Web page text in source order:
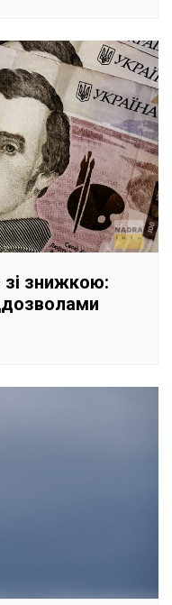
зі знижкою: